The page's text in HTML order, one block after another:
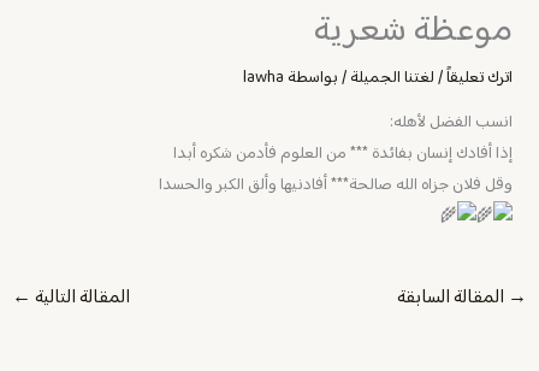
موعظة شعرية
اترك تعليقاً/لغتنا الجميلة/ بواسطة lawha
انسب الفضل لأهله:
إذا أفادك إنسان بفائدة *** من العلوم فأدمن شكره أبدا
وقل فلان جزاه الله صالحة*** أفادنيها وألق الكبر والحسدا
→ المقالة السابقة المقالة التالية ←